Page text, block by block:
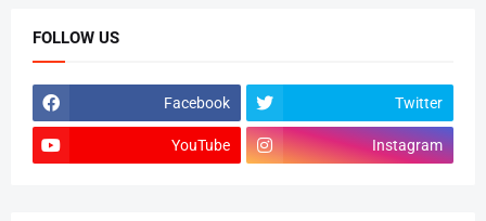
FOLLOW US
Facebook Twitter
YouTube Instagram